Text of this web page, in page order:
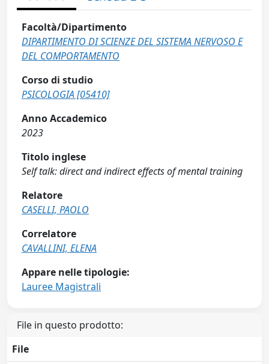
Facoltà/Dipartimento
DIPARTIMENTO DI SCIENZE DEL SISTEMA NERVOSO E
DEL COMPORTAMENTO
Corso di studio
PSICOLOGIA [05410]
Anno Accademico
2023
Titolo inglese
Self talk: direct and indirect effects of mental training
Relatore
CASELLI, PAOLO
Correlatore
CAVALLINI, ELENA
Appare nelle tipologie:
Lauree Magistrali
File in questo prodotto:
File